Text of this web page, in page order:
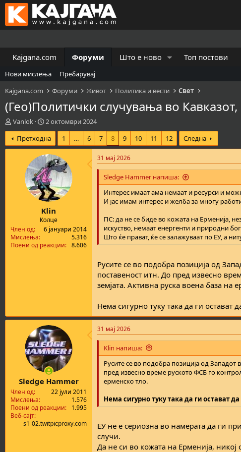
Kajgana.com Форуми Што е ново Топ постови
Нови мислења
Пребарувај
Kajgana.com
Форуми Живот Политика и вести Свет
(Гео)Политички случувања во Кавказот,
К
р
е
а
а
т
а
Vanlok
В
р
е
м
е
н
а
з
а
п
о
ч
н
в
2 октомври 2024
Претходна
1 … 6 7 8 9 10 11 12 Следна
Klin
Колце
Член од
6 јануари 2014
Мислења
5.316
Поени од реакции
8.606
31 мај 2026
Sledge Hammer напиша:
Интерес имаат ама немаат и ресурси и
И јас имам интерес и желба за многу
ПС: да не се биде во кожата на Ерменија,
искуство, немаат енергенти и природни
Што ќе прават, ќе се залажуваат по ЕУ, а
Русите се во подобра позиција од
поставеност итн. До пред извесно
земјата. Активна руска воена база на
Нема сигурно туку така да ги остават
Sledge Hammer
Член од
22 јули 2011
Мислења
1.576
Поени од реакции
1.995
Веб-сајт
s1-02.twitpicproxy.com
31 мај 2026
Klin напиша:
Русите се во подобра позиција од
пред извесно време руското ФСБ го
ерменско тло.
Нема сигурно туку така да ги остават
ЕУ не е сериозна во намерата да ги
случи.
Да не си во кожата на Ерменија, никој